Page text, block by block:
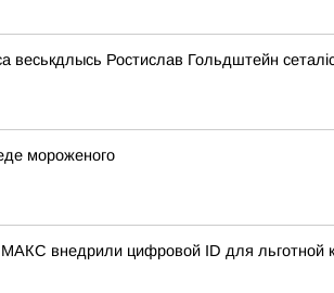
веськдлысь Ростислав Гольдштейн
мороженого
внедрили цифровой ID для льготной